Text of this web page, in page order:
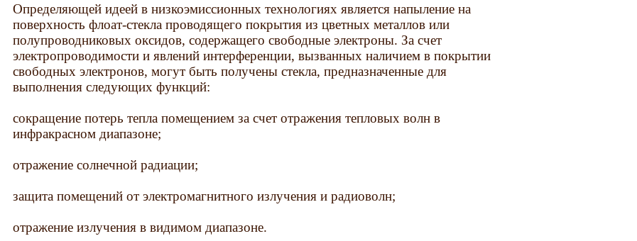
Определяющей идеей в низкоэмиссионных технологиях является напыление на
поверхность флоат-стекла проводящего покрытия из цветных металлов или
полупроводниковых оксидов, содержащего свободные электроны. За счет
электропроводимости и явлений интерференции, вызванных наличием в покрытии
свободных электронов, могут быть получены стекла, предназначенные для
выполнения следующих функций:
сокращение потерь тепла помещением за счет отражения тепловых волн в
инфракрасном диапазоне;
отражение солнечной радиации;
защита помещений от электромагнитного излучения и радиоволн;
отражение излучения в видимом диапазоне.